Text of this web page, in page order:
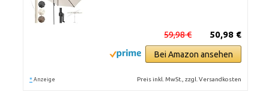
50,98 €
59,98 €
Bei Amazon ansehen
* Anzeige Preis inkl. MwSt., zzgl. Versandkosten